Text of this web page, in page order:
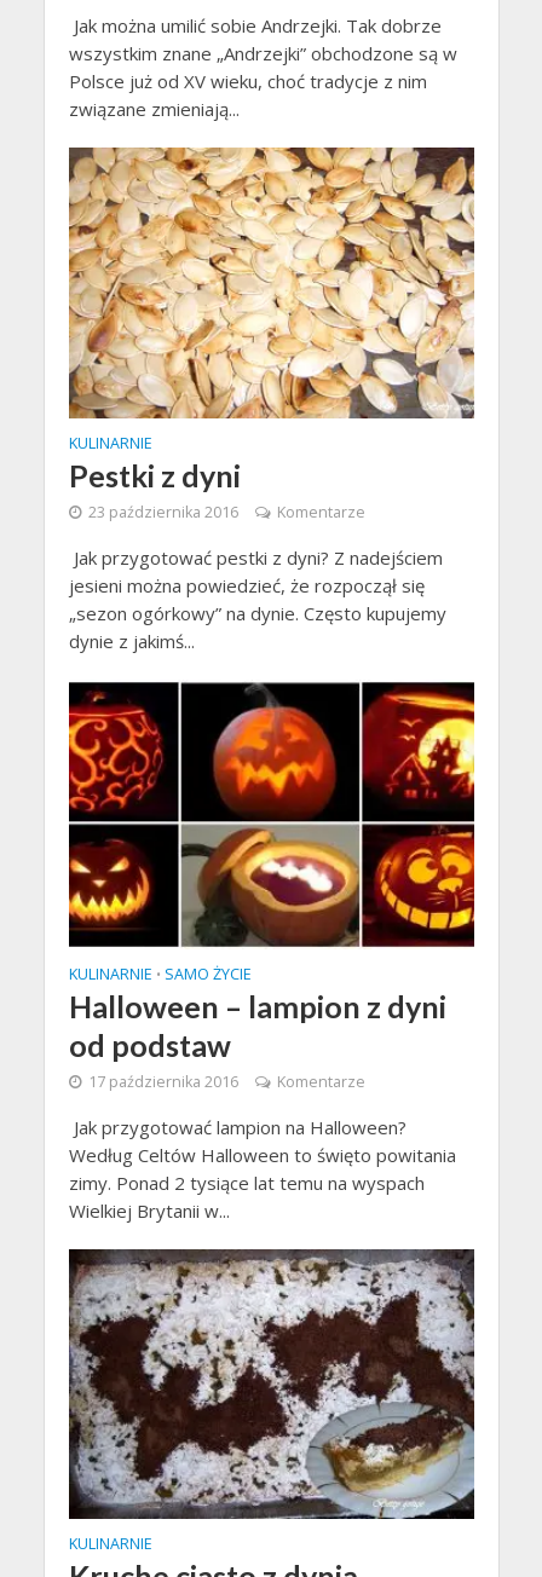
Jak można umilić sobie Andrzejki. Tak dobrze
wszystkim znane „Andrzejki” obchodzone są w
Polsce już od XV wieku, choć tradycje z nim
związane zmieniają...
KULINARNIE
Pestki z dyni
23 października 2016 Komentarze
Jak przygotować pestki z dyni? Z nadejściem
jesieni można powiedzieć, że rozpoczął się
„sezon ogórkowy” na dynie. Często kupujemy
dynie z jakimś...
KULINARNIE • SAMO ŻYCIE
Halloween – lampion z dyni
od podstaw
17 października 2016 Komentarze
Jak przygotować lampion na Halloween?
Według Celtów Halloween to święto powitania
zimy. Ponad 2 tysiące lat temu na wyspach
Wielkiej Brytanii w...
KULINARNIE